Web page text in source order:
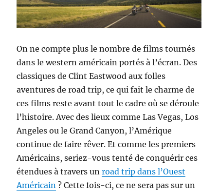
On ne compte plus le nombre de films tournés
dans le western américain portés à l’écran. Des
classiques de Clint Eastwood aux folles
aventures de road trip, ce qui fait le charme de
ces films reste avant tout le cadre où se déroule
l’histoire. Avec des lieux comme Las Vegas, Los
Angeles ou le Grand Canyon, l’Amérique
continue de faire rêver. Et comme les premiers
Américains, seriez-vous tenté de conquérir ces
étendues à travers unroad trip dans l’Ouest
Américain ? Cette fois-ci, ce ne sera pas sur un